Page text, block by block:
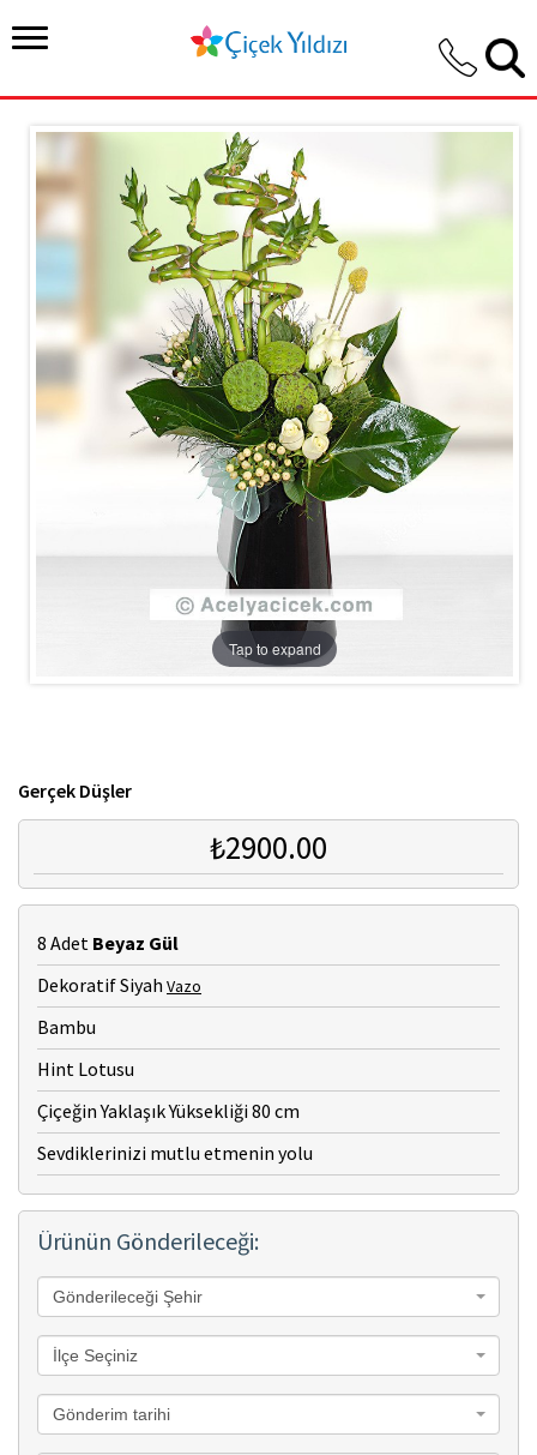
Tap to expand
Gerçek Düşler
₺2900.00
8 Adet Beyaz Gül
Dekoratif Siyah Vazo
Bambu
Hint Lotusu
Çiçeğin Yaklaşık Yüksekliği 80 cm
Sevdiklerinizi mutlu etmenin yolu
Ürünün Gönderileceği:
Gönderileceği Şehir
İlçe Seçiniz
Gönderim tarihi